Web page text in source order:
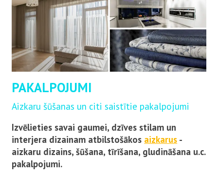
PAKALPOJUMI
Aizkaru šūšanas un citi saistītie pakalpojumi
Izvēlieties savai gaumei, dzīves stilam un
interjera dizainam atbilstošākos aizkarus -
aizkaru dizains, šūšana, tīrīšana, gludināšana u.c.
pakalpojumi.